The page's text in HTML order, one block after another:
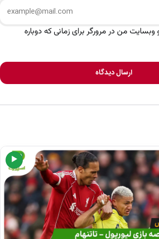
وبسایت من در مرورگر برای زمانی که دوباره
ارسال دیدگاه
▶